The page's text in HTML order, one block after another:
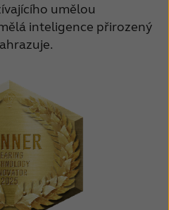
umělou
inteligence přirozený